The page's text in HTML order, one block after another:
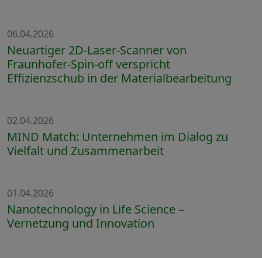
06.04.2026
Neuartiger 2D-Laser-Scanner von
Fraunhofer-Spin-off verspricht
Effizienzschub in der Materialbearbeitung
02.04.2026
MIND Match: Unternehmen im Dialog zu
Vielfalt und Zusammenarbeit
01.04.2026
Nanotechnology in Life Science –
Vernetzung und Innovation